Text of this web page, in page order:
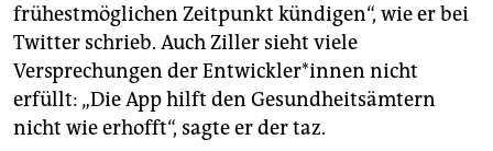
frühestmöglichen Zeitpunkt kündigen“, wie er bei
Twitter schrieb. Auch Ziller sieht viele
Versprechungen der Ent­wick­le­r*in­nen nicht
erfüllt: „Die App hilft den Gesundheitsämtern
nicht wie erhofft“, sagte er der taz.